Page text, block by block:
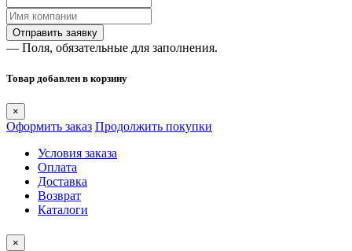
— Поля, обязательные для заполнения.
Товар добавлен в корзину
×
Оформить заказ Продолжить покупки
Условия заказа
Оплата
Доставка
Возврат
Каталоги
×